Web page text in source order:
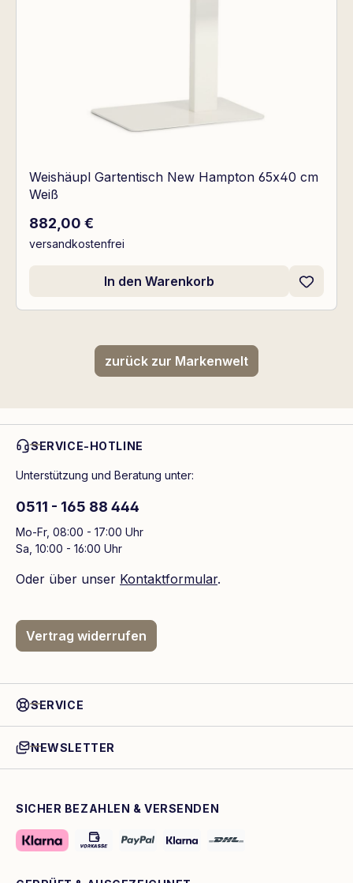
Weishäupl Gartentisch New Hampton 65x40 cm
Weiß
Regulärer Preis:
882,00 €
versandkostenfrei
In den Warenkorb
zurück zur Markenwelt
SERVICE-HOTLINE
Unterstützung und Beratung unter:
0511 - 165 88 444
Mo-Fr, 08:00 - 17:00 Uhr
Sa, 10:00 - 16:00 Uhr
Oder über unser Kontaktformular.
Vertrag widerrufen
SERVICE
NEWSLETTER
SICHER BEZAHLEN & VERSENDEN